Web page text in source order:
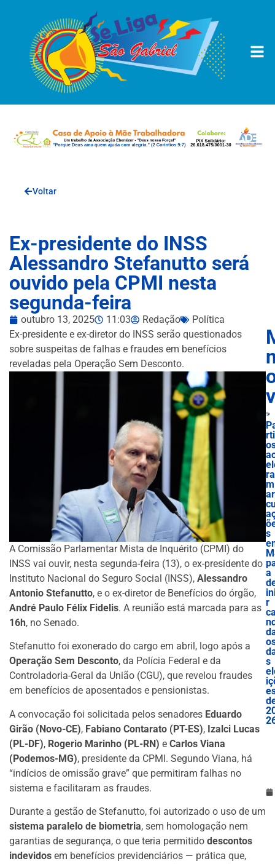
Voltar
Ex-presidente do INSS
Alessandro Stefanutto será
ouvido pela CPMI nesta
segunda-feira
outubro 13, 2025 11:03 Redação
Política
Ex-presidente e ex-diretor do INSS serão questionados
sobre suspeitas de falhas e fraudes em benefícios
reveladas pela Operação Sem Desconto.
A Comissão Parlamentar Mista de Inquérito (CPMI) do
INSS vai ouvir, nesta segunda-feira (13), o ex-presidente do
Instituto Nacional do Seguro Social (INSS), Alessandro
Antonio Stefanutto, e o ex-diretor de Benefícios do órgão,
André Paulo Félix Fidelis. A reunião está marcada para as
16h, no Senado.
Stefanutto foi exonerado do cargo em abril, logo após a
Operação Sem Desconto, da Polícia Federal e da
Controladoria-Geral da União (CGU), que revelou fraudes
em benefícios de aposentados e pensionistas.
A convocação foi solicitada pelos senadores Eduardo
Girão (Novo-CE), Fabiano Contarato (PT-ES), Izalci Lucas
(PL-DF), Rogerio Marinho (PL-RN) e Carlos Viana
(Podemos-MG), presidente da CPMI. Segundo Viana, há
“indícios de omissão grave” que permitiram falhas no
sistema e facilitaram as fraudes.
Durante a gestão de Stefanutto, foi autorizado o uso de um
sistema paralelo de biometria, sem homologação nem
garantias de segurança, o que teria permitido descontos
indevidos em benefícios previdenciários — prática que,
ra
m
s
a
r
s